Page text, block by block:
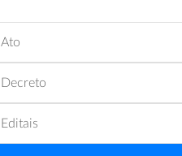
Ato
Decreto
Editais